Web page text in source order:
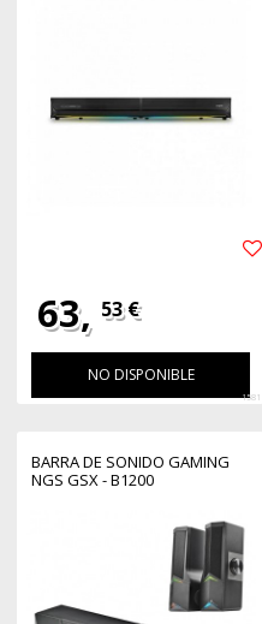
63, 53 €
NO DISPONIBLE
1581
BARRA DE SONIDO GAMING
NGS GSX - B1200